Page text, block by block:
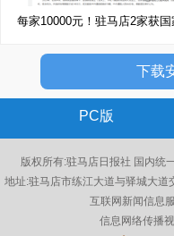
每家10000元！驻马店2家获国
下载
PC版
版权所有:驻马店日报社 国内统
地址:驻马店市练江大道与驿城大
互联网新闻信息
信息网络传播